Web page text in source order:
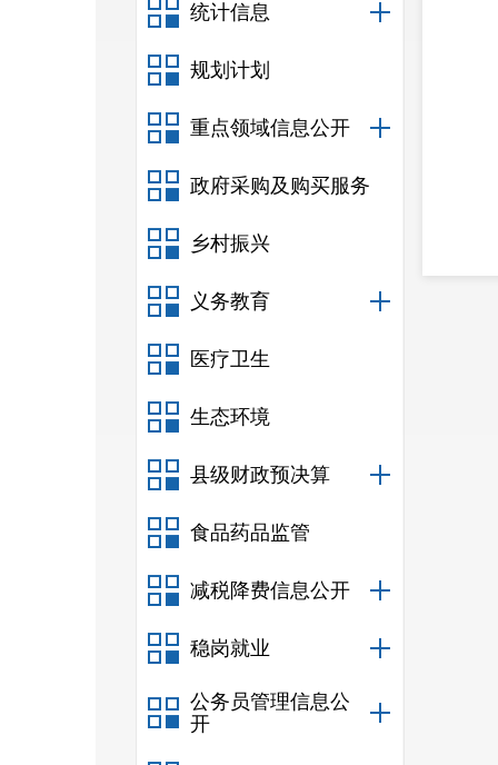
统计信息
规划计划
重点领域信息公开
政府采购及购买服务
乡村振兴
义务教育
医疗卫生
生态环境
县级财政预决算
食品药品监管
减税降费信息公开
稳岗就业
公务员管理信息公
开